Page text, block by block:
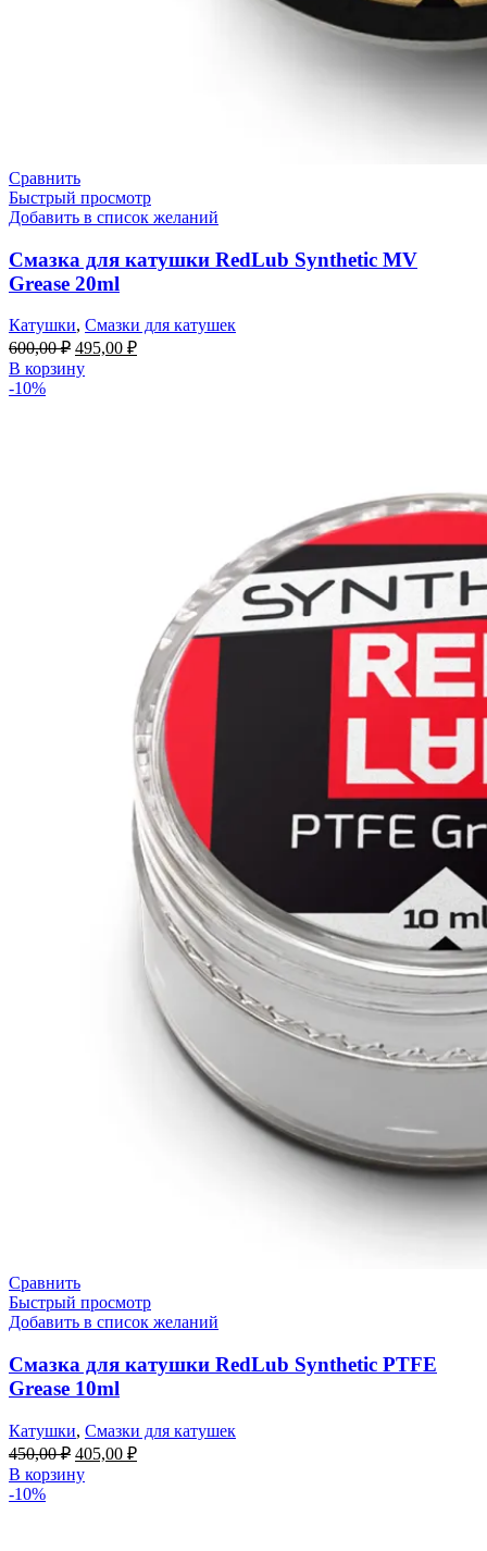
Сравнить
Быстрый просмотр
Добавить в список желаний
Смазка для катушки RedLub Synthetic MV
Grease 20ml
Катушки, Смазки для катушек
600,00₽ 495,00 ₽
В корзину
-10%
Сравнить
Быстрый просмотр
Добавить в список желаний
Смазка для катушки RedLub Synthetic PTFE
Grease 10ml
Катушки, Смазки для катушек
450,00₽ 405,00 ₽
В корзину
-10%